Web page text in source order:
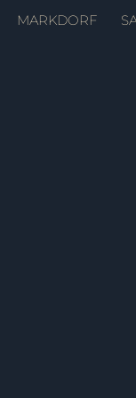
MARKDORF